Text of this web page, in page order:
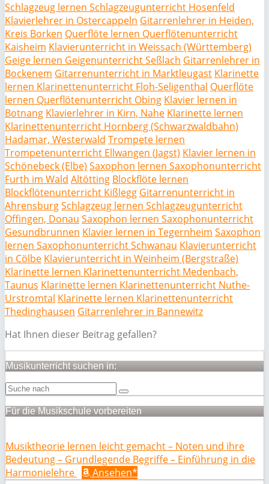
Schlagzeug lernen Schlagzeugunterricht Hosenfeld
Klavierlehrer in Ostercappeln Gitarrenlehrer in Heiden,
Kreis Borken Querflöte lernen Querflötenunterricht
Kaisheim Klavierunterricht in Weissach (Württemberg)
Geige lernen Geigenunterricht Seßlach Gitarrenlehrer in
Bockenem Gitarrenunterricht in Marktleugast Klarinette
lernen Klarinettenunterricht Floh-Seligenthal Querflöte
lernen Querflötenunterricht Obing Klavier lernen in
Botnang Klavierlehrer in Kirn, Nahe Klarinette lernen
Klarinettenunterricht Hornberg (Schwarzwaldbahn)
Hadamar, Westerwald Trompete lernen
Trompetenunterricht Ellwangen (Jagst) Klavier lernen in
Schönebeck (Elbe) Saxophon lernen Saxophonunterricht
Furth im Wald Altötting Blockflöte lernen
Blockflötenunterricht Kißlegg Gitarrenunterricht in
AhrensburgSchlagzeug lernen Schlagzeugunterricht
Offingen, Donau Saxophon lernen Saxophonunterricht
Gesundbrunnen Klavier lernen in Tegernheim Saxophon
lernen Saxophonunterricht Schwanau Klavierunterricht
in Cölbe Klavierunterricht in Weinheim (Bergstraße)
Klarinette lernen Klarinettenunterricht Medenbach,
Taunus Klarinette lernen Klarinettenunterricht Nuthe-
Urstromtal Klarinette lernen Klarinettenunterricht
Thedinghausen Gitarrenlehrer in Bannewitz
Hat Ihnen dieser Beitrag gefallen?
Musikunterricht suchen in:
Für die Musikschule vorbereiten
Musiktheorie lernen leicht gemacht – Noten und ihre
Bedeutung – Grundlegende Begriffe – Einführung in die
Harmonielehre
Ansehen*